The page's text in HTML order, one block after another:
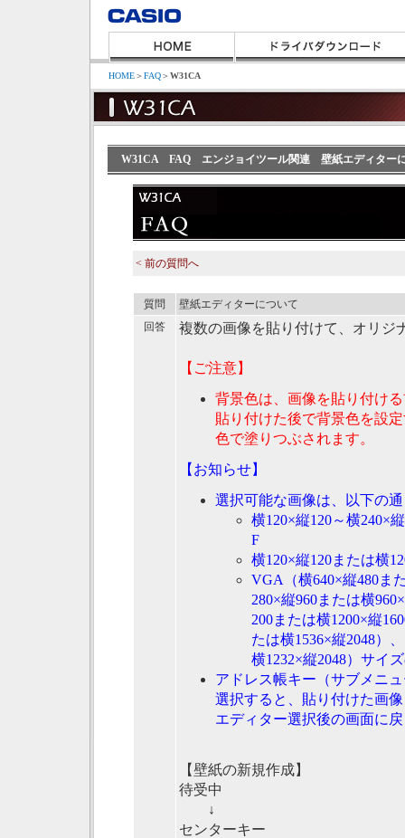
HOME＞FAQ＞W31CA
W31CA FAQ エンジョイツール関連 壁紙エディター
< 前の質問へ
質問
壁紙エディターについて
回答
複数の画像を貼り付けて、オリジ
【ご注意】
背景色は、画像を貼り付け
貼り付けた後で背景色を設
色で塗りつぶされます。
【お知らせ】
選択可能な画像は、以下の
横120×縦120～横240×
F
横120×縦120または横
VGA（横640×縦480ま
280×縦960または横
200または横1200×縦
たは横1536×縦2048）
横1232×縦2048）サイ
アドレス帳キー（サブメニ
選択すると、貼り付けた画
エディター選択後の画面に
【壁紙の新規作成】
待受中
↓
センターキー